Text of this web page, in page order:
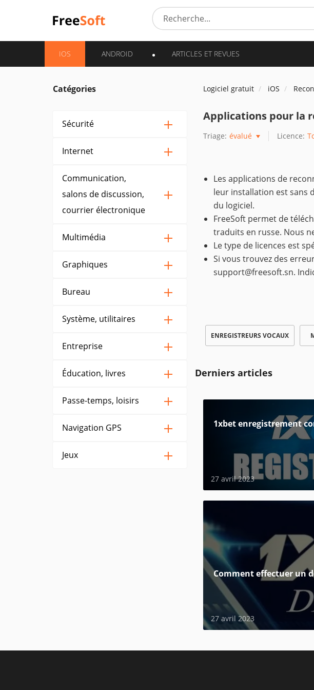
IOS ANDROID ARTICLES ET REVUES
Catégories
Sécurité
Internet
Communication,
salons de discussion,
courrier électronique
Multimédia
Graphiques
Bureau
Système, utilitaires
Entreprise
Éducation, livres
Passe-temps, loisirs
Navigation GPS
Jeux
Logiciel gratuit iOS
Applications pour la
Triage: évalué Licence:
Les applications de
leur installation est sans
du logiciel.
FreeSoft permet de
traduits en russe. Nous
Le type de licences est
Si vous trouvez des
support@freesoft.sn.
ENREGISTREURS VOCAUX
Derniers articles
1xbet enregistrement
27 avril 2023
Comment effectuer un
27 avril 2023